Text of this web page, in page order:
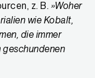
z. B. »Woher
wie Kobalt,
die immer
geschundenen